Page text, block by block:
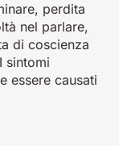
perdita
nel parlare,
di coscienza
sintomi
essere causati